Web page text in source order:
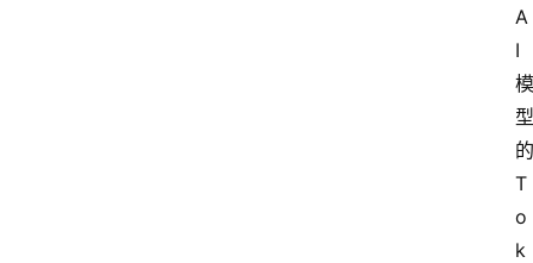
A
I
模
型
的
T
o
k